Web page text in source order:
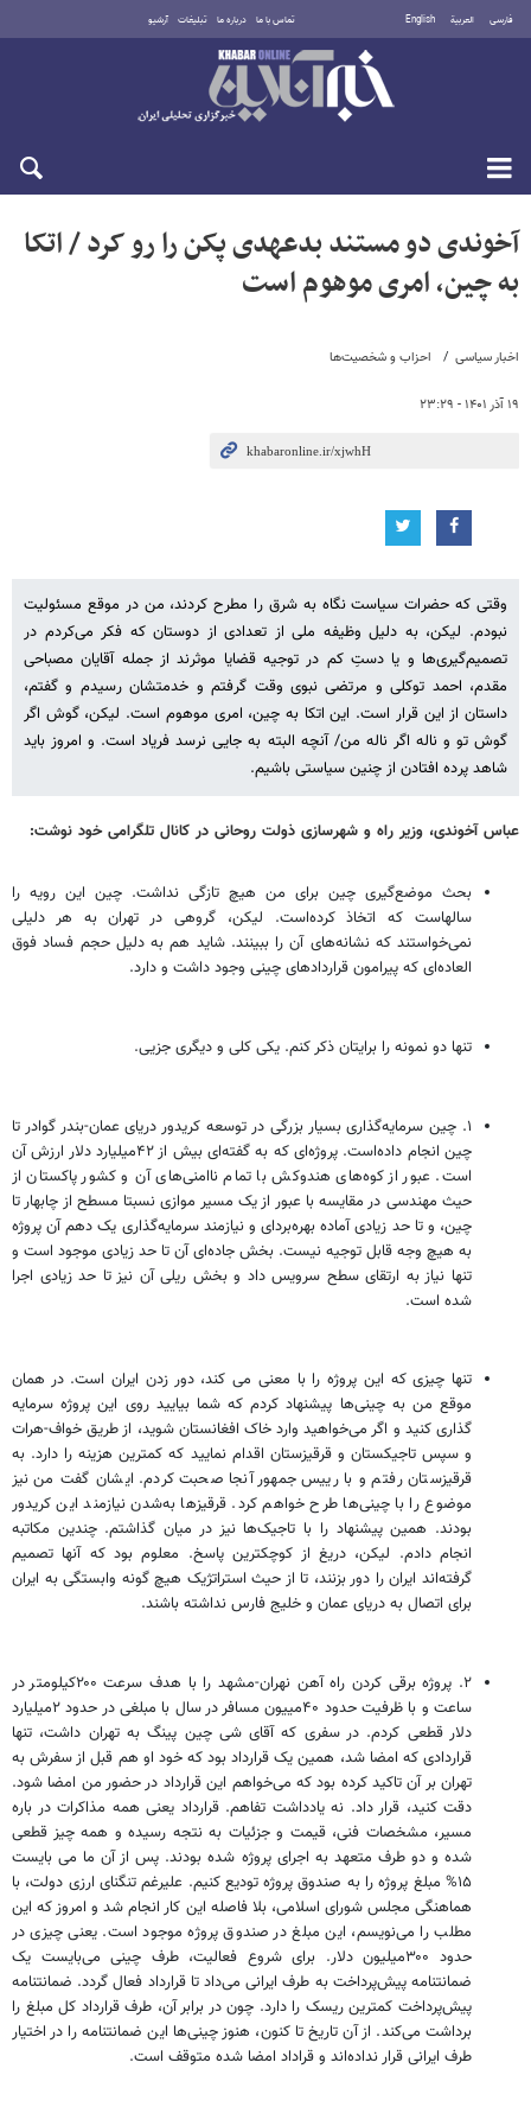
فارسی العربية English تماس با ما درباره ما تبلیغات آرشیو
جمعه ۱۶ مرداد ۱۴۰۵
اخبار سیاسی احزاب و شخصیت‌ها
۱۹ آذر ۱۴۰۱ - ۲۳:۲۹
آخوندی دو مستند بدعهدی پکن را رو کرد / اتکا
به چین، امری موهوم است
وقتی که حضرات سیاست نگاه به شرق را مطرح کردند، من در موقع مسئولیت
نبودم. لیکن، به دلیل وظیفه ملی از تعدادی از دوستان که فکر می‌کردم در
تصمیم‌گیری‌ها و یا دستِ کم در توجیه قضایا موثرند از جمله آقایان مصباحی
مقدم، احمد توکلی و مرتضی نبوی وقت گرفتم و خدمتشان رسیدم و گفتم،
داستان از این قرار است. این اتکا به چین، امری موهوم است. لیکن، گوش اگر
گوش تو و ناله اگر ناله من/ آنچه البته به جایی نرسد فریاد است. و امروز باید
شاهد پرده افتادن از چنین سیاستی باشیم.
عباس آخوندی، وزیر راه و شهرسازی ذولت روحانی در کانال تلگرامی خود نوشت:
بحث موضع‌گیری چین برای من هیچ تازگی نداشت. چین این رویه را
سالهاست که اتخاذ کرده‌است. لیکن، گروهی در تهران به هر دلیلی
نمی‌خواستند که نشانه‌های آن را ببینند. شاید هم به دلیل حجم فساد فوق
العاده‌ای که پیرامون قراردادهای چینی وجود داشت و دارد.
تنها دو نمونه را برایتان ذکر کنم. یکی کلی و دیگری جزیی.
۱. چین سرمایه‌گذاری بسیار بزرگی در توسعه کریدور دریای عمان-بندر گوادر تا
چین انجام داده‌است. پروژه‌ای که به گفته‌ای بیش از ۴۲میلیارد دلار ارزش آن
است. عبور از کوه‌های هندوکش با تمام ناامنی‌های آن و کشور پاکستان از
حیث مهندسی در مقایسه با عبور از یک مسیر موازی نسبتا مسطح از چابهار تا
چین، و تا حد زیادی آماده بهره‌بردای و نیازمند سرمایه‌گذاری یک دهم آن پروژه
به هیچ وجه قابل توجیه نیست. بخش جاده‌ای آن تا حد زیادی موجود است و
تنها نیاز به ارتقای سطح سرویس داد و بخش ریلی آن نیز تا حد زیادی اجرا
شده است.
تنها چیزی که این پروژه را با معنی می کند، دور زدن ایران است. در همان
موقع من به چینی‌ها پیشنهاد کردم که شما بیایید روی این پروژه سرمایه
گذاری کنید و اگر می‌خواهید وارد خاک افغانستان شوید، از طریق خواف-هرات
و سپس تاجیکستان و قرقیزستان اقدام نمایید که کمترین هزینه را دارد. به
قرقیزستان رفتم و با رییس جمهور آنجا صحبت کردم. ایشان گفت من نیز
موضوع را با چینی‌ها طرح خواهم کرد. قرقیزها به‌شدن نیازمند این کریدور
بودند. همین پیشنهاد را با تاجیک‌ها نیز در میان گذاشتم. چندین مکاتبه
انجام دادم. لیکن، دریغ از کوچکترین پاسخ. معلوم بود که آنها تصمیم
گرفته‌اند ایران را دور بزنند، تا از حیث استراتژیک هیچ گونه وابستگی به ایران
برای اتصال به دریای عمان و خلیج فارس نداشته باشند.
۲. پروژه برقی کردن راه آهن نهران-مشهد را با هدف سرعت ۲۰۰کیلومتر در
ساعت و با ظرفیت حدود ۴۰مییون مسافر در سال با مبلغی در حدود ۲میلیارد
دلار قطعی کردم. در سفری که آقای شی چین پینگ به تهران داشت، تنها
قراردادی که امضا شد، همین یک قرارداد بود که خود او هم قبل از سفرش به
تهران بر آن تاکید کرده بود که می‌خواهم این قرارداد در حضور من امضا شود.
دقت کنید، قرار داد. نه یادداشت تفاهم. قرارداد یعنی همه مذاکرات در باره
مسیر، مشخصات فنی، قیمت و جزئیات به نتجه رسیده و همه چیز قطعی
شده و دو طرف متعهد به اجرای پروژه شده‌ بودند. پس از آن ما می بایست
۱۵% مبلغ پروژه را به صندوق پروژه تودیع کنیم. علیرغم تنگنای ارزی دولت، با
هماهنگی مجلس شورای اسلامی، بلا فاصله این کار انجام شد و امروز که این
مطلب را می‌نویسم، این مبلغ در صندوق پروژه موجود است. یعنی چیزی در
حدود ۳۰۰میلیون دلار. برای شروع فعالیت، طرف چینی می‌بایست یک
ضمانتنامه پیش‌پرداخت به طرف ایرانی می‌داد تا قرارداد فعال گردد. ضمانتنامه
پیش‌پرداخت کمترین ریسک را دارد. چون در برابر آن، طرف قرارداد کل مبلغ را
برداشت می‌کند. از آن تاریخ تا کنون، هنوز چینی‌ها این ضمانتنامه را در اختیار
طرف ایرانی قرار نداده‌اند و قراداد امضا شده متوقف است.